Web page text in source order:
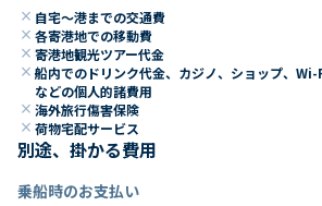
close 自宅～港までの交通費
close 各寄港地での移動費
close 寄港地観光ツアー代金
close 船内でのドリンク代金、カジノ、ショップ、
などの個人的諸費用
close 海外旅行傷害保険
close 荷物宅配サービス
別途、掛かる費用
乗船時のお支払い